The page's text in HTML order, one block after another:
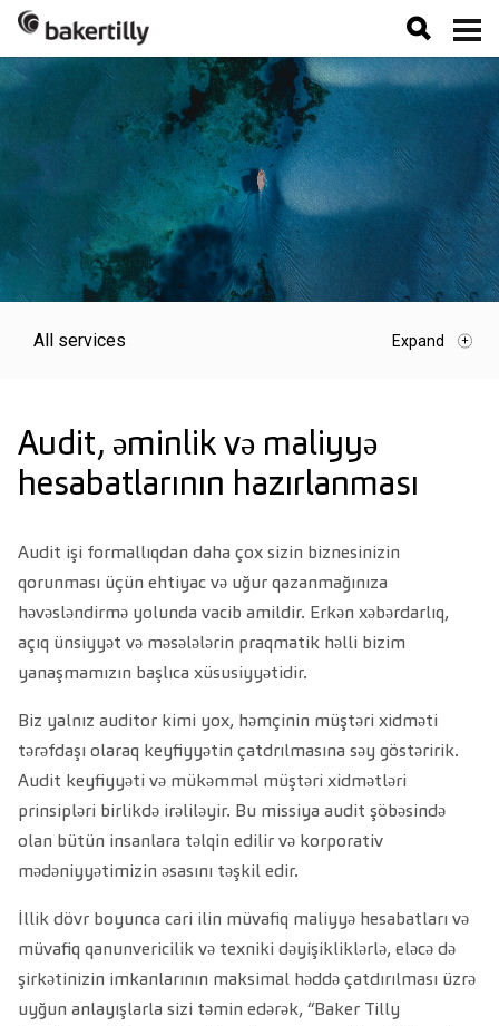
Audit, əminlik və maliyyə
hesabatlarının hazırlanması
Audit işi formallıqdan daha çox sizin biznesinizin
qorunması üçün ehtiyac və uğur qazanmağınıza
həvəsləndirmə yolunda vacib amildir. Erkən xəbərdarlıq,
açıq ünsiyyət və məsələlərin praqmatik həlli bizim
yanaşmamızın başlıca xüsusiyyətidir.
Biz yalnız auditor kimi yox, həmçinin müştəri xidməti
tərəfdaşı olaraq keyfiyyətin çatdrılmasına səy göstəririk.
Audit keyfiyyəti və mükəmməl müştəri xidmətləri
prinsipləri birlikdə irəliləyir. Bu missiya audit şöbəsində
olan bütün insanlara təlqin edilir və korporativ
mədəniyyətimizin əsasını təşkil edir.
İllik dövr boyunca cari ilin müvafiq maliyyə hesabatları və
müvafiq qanunvericilik və texniki dəyişikliklərlə, eləcə də
şirkətinizin imkanlarının maksimal həddə çatdırılması üzrə
uyğun anlayışlarla sizi təmin edərək, “Baker Tilly
All services